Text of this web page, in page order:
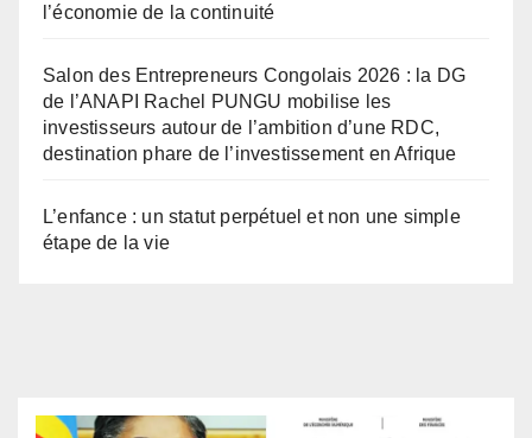
l’économie de la continuité
Salon des Entrepreneurs Congolais 2026 : la DG
de l’ANAPI Rachel PUNGU mobilise les
investisseurs autour de l’ambition d’une RDC,
destination phare de l’investissement en Afrique
L’enfance : un statut perpétuel et non une simple
étape de la vie